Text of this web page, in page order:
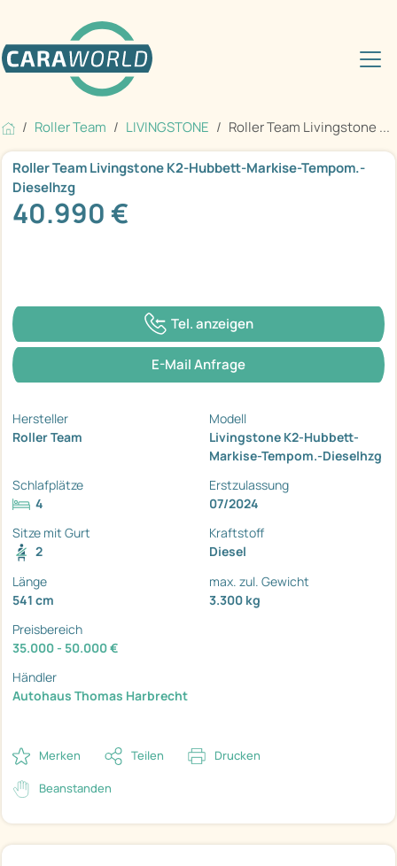
Roller Team LIVINGSTONE Roller Team Livingstone ...
Roller Team Livingstone K2-Hubbett-Markise-Tempom.-
Dieselhzg
40.990 €
Tel. anzeigen
E-Mail Anfrage
Hersteller
Roller Team
Modell
Livingstone K2-Hubbett-
Markise-Tempom.-Dieselhzg
Schlafplätze
4
Erstzulassung
07/2024
Sitze mit Gurt
2
Kraftstoff
Diesel
Länge
541 cm
max. zul. Gewicht
3.300 kg
Preisbereich
35.000 - 50.000 €
Händler
Autohaus Thomas Harbrecht
Merken Teilen Drucken
Beanstanden